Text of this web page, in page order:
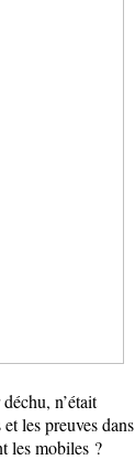
n’était
les preuves dans
les mobiles ?